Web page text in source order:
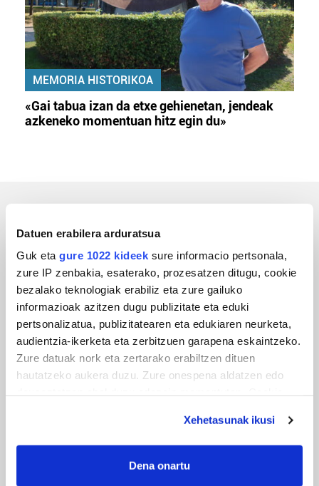
Datuen erabilera arduratsua
Guk eta gure 1022 kideek sure informacio pertsonala,
zure IP zenbakia, esaterako, prozesatzen ditugu, cookie
bezalako teknologiak erabiliz eta zure gailuko
informazioak azitzen dugu publizitate eta eduki
pertsonalizatua, publizitatearen eta edukiaren neurketa,
audientzia-ikerketa eta zerbitzuen garapena eskaintzeko.
Zure datuak nork eta zertarako erabiltzen dituen
hautatzeko aukera duzu. Zure onespena aldatzen edo
If you allow, we would also like to:
Collect information about your geographical
Xehetasunak ikusi
Dena onartu
MEMORIA HISTORIKOA
«Gai tabua izan da etxe gehienetan, jendeak
azkeneko momentuan hitz egin du»
URBIAKO FESTA
Urbiako zelaiak erromeria leku